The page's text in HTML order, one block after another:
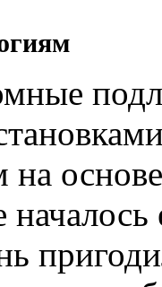
на